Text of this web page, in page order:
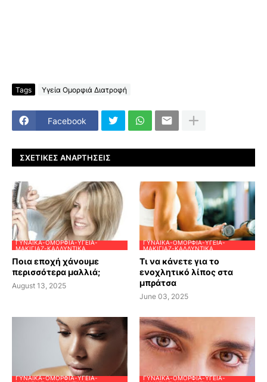
Tags Υγεία Ομορφιά Διατροφή
Facebook
ΣΧΕΤΙΚΈΣ ΑΝΑΡΤΉΣΕΙΣ
ΓΥΝΑΊΚΑ-ΟΜΟΡΦΙΆ-ΥΓΕΊΑ-
ΜΑΚΙΓΙΆΖ-ΚΑΛΛΥΝΤΙΚΆ
Ποια εποχή χάνουμε
περισσότερα μαλλιά;
August 13, 2025
ΓΥΝΑΊΚΑ-ΟΜΟΡΦΙΆ-ΥΓΕΊΑ-
ΜΑΚΙΓΙΆΖ-ΚΑΛΛΥΝΤΙΚΆ
Τι να κάνετε για το
ενοχλητικό λίπος στα
μπράτσα
June 03, 2025
ΓΥΝΑΊΚΑ-ΟΜΟΡΦΙΆ-ΥΓΕΊΑ-
ΓΥΝΑΊΚΑ-ΟΜΟΡΦΙΆ-ΥΓΕΊΑ-